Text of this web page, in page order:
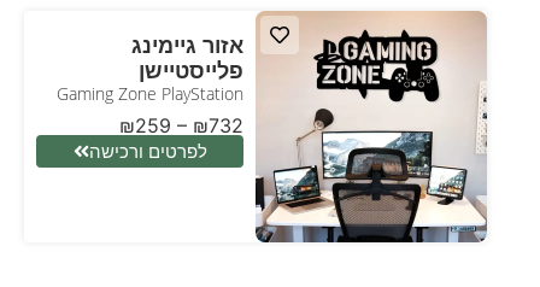
אזור גיימינג
פלייסטיישן
Gaming Zone PlayStation
₪259 – ₪732
לפרטים ורכישה